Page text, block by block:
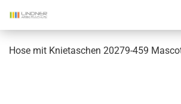
Hose mit Knietaschen 20279-459